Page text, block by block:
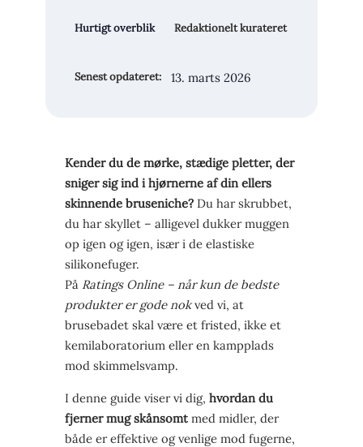
Hurtigt overblik Redaktionelt kurateret
Senest opdateret: 13. marts 2026
Kender du de mørke, stædige pletter, der
sniger sig ind i hjørnerne af din ellers
skinnende bruseniche? Du har skrubbet,
du har skyllet – alligevel dukker muggen
op igen og igen, især i de elastiske
silikonefuger.
På Ratings Online – når kun de bedste
produkter er gode nokved vi, at
brusebadet skal være et fristed, ikke et
kemilaboratorium eller en kampplads
mod skimmelsvamp.
I denne guide viser vi dig, hvordan du
fjerner mug skånsomtmed midler, der
både er effektive og venlige mod fugerne,